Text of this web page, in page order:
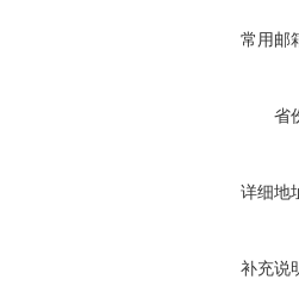
常用邮
省
详细地
补充说